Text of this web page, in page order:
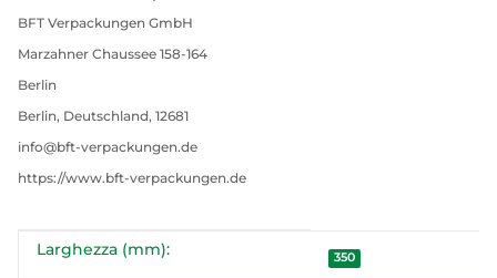
BFT Verpackungen GmbH
Marzahner Chaussee 158-164
Berlin
Berlin, Deutschland, 12681
info@bft-verpackungen.de
https://www.bft-verpackungen.de
#productDetails.itemInformation#
#productDetails.itemValue#
Larghezza (mm): 350